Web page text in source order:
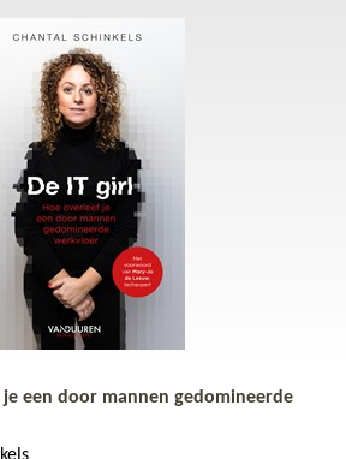
je een door mannen gedomineerde